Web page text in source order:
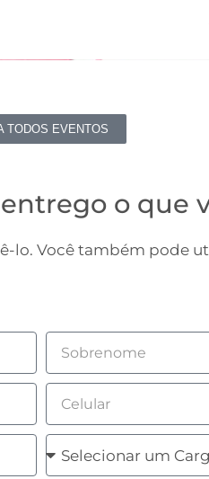
TODOS EVENTOS
o que
lo. Você também pode
Sobrenome
Celular
Cargo